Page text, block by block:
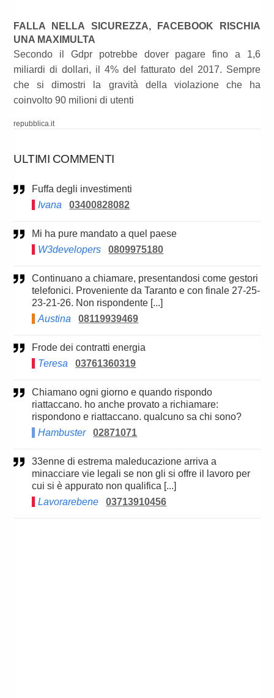
FALLA NELLA SICUREZZA, FACEBOOK RISCHIA
UNA MAXIMULTA
Secondo il Gdpr potrebbe dover pagare fino a 1,6
miliardi di dollari, il 4% del fatturato del 2017. Sempre
che si dimostri la gravità della violazione che ha
coinvolto 90 milioni di utenti
repubblica.it
ULTIMI COMMENTI
Fuffa degli investimenti
Ivana
03400828082
Mi ha pure mandato a quel paese
W3developers
0809975180
Continuano a chiamare, presentandosi come gestori
telefonici. Proveniente da Taranto e con finale 27-25-
23-21-26. Non rispondente [...]
Austina
08119939469
Frode dei contratti energia
Teresa
03761360319
Chiamano ogni giorno e quando rispondo
riattaccano. ho anche provato a richiamare:
rispondono e riattaccano. qualcuno sa chi sono?
Hambuster
02871071
33enne di estrema maleducazione arriva a
minacciare vie legali se non gli si offre il lavoro per
cui si è appurato non qualifica [...]
Lavorarebene
03713910456